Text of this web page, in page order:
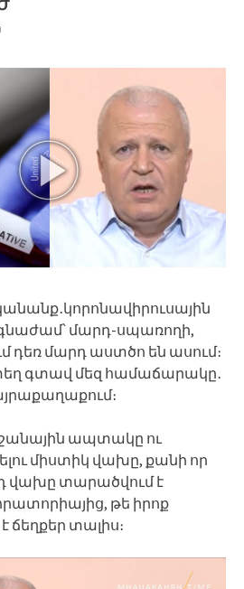
մարդ-սպառողի,
դեռ մարդ աստծո են ասում։
գտավ մեզ համաճարակը․
ապտակը ու
միստիկ վախը, քանի որ
վախը տարածվում է
թե իրոք
ճեղքեր տալիս։